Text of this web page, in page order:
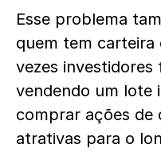
Esse problema
quem tem
vezes
vendendo um lote
comprar ações de
atrativas para o